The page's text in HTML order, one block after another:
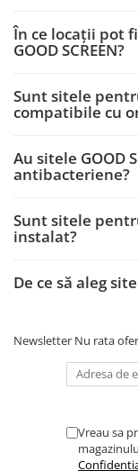
În ce locații pot
GOOD SCREEN?
Sunt sitele
compatibile cu
Au sitele GOOD
antibacteriene?
Sunt sitele
instalat?
De ce să aleg
Newsletter Nu rata
Vreau sa